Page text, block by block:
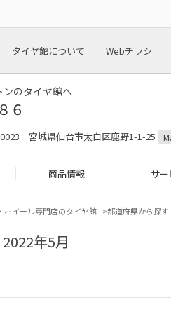
タイヤ館について Webチラシ
のタイヤ館へ
６
宮城県仙台市太白区鹿野1-1-25
商品情報 サ
ホイール専門店のタイヤ館 都道府県から探す
年5月